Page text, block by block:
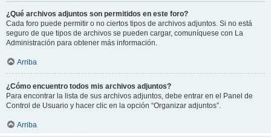
¿Qué archivos adjuntos son permitidos en este foro?
Cada foro puede permitir o no ciertos tipos de archivos adjuntos. Si no está
seguro de que tipos de archivos se pueden cargar, comuníquese con La
Administración para obtener más información.
Arriba
¿Cómo encuentro todos mis archivos adjuntos?
Para encontrar la lista de sus archivos adjuntos, debe entrar en el Panel de
Control de Usuario y hacer clic en la opción “Organizar adjuntos”.
Arriba